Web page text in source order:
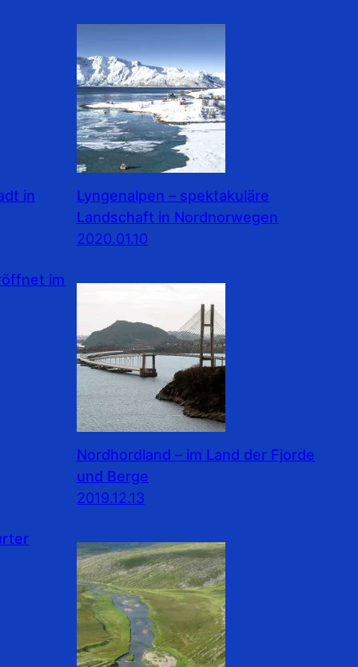
in
Lyngenalpen – spektakuläre
Landschaft in Nordnorwegen
2020.01.10
im
Nordhordland – im Land der Fjorde
und Berge
2019.12.13